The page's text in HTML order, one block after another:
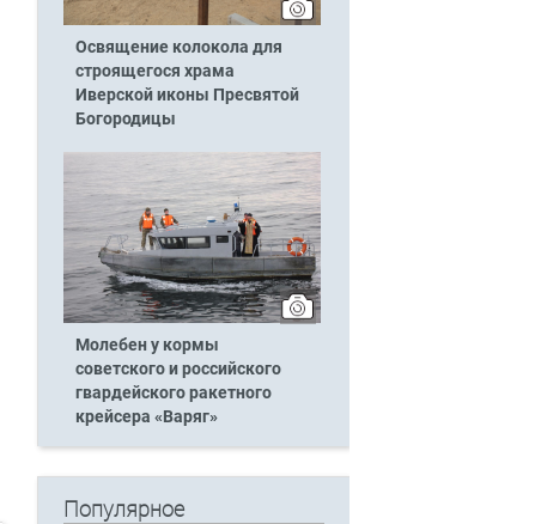
Освящение колокола для
строящегося храма
Иверской иконы Пресвятой
Богородицы
Молебен у кормы
советского и российского
гвардейского ракетного
крейсера «Варяг»
Популярное